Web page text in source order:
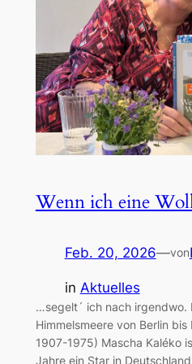
Wenn ich eine
Feb. 20, 2026—von
in Aktuelles
…segelt´ ich nach irgendwo.
Himmelsmeere von Berlin
1907-1975) Mascha Kaléko
Jahre ein Star in